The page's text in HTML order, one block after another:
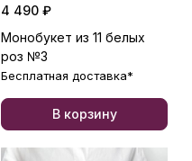
4 490 ₽
Монобукет из 11 белых
роз №3
Бесплатная доставка*
В корзину